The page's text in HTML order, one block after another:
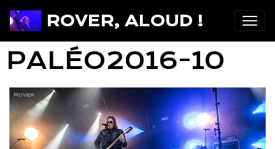
ROVER, ALOUD !
PALÉO2016-10